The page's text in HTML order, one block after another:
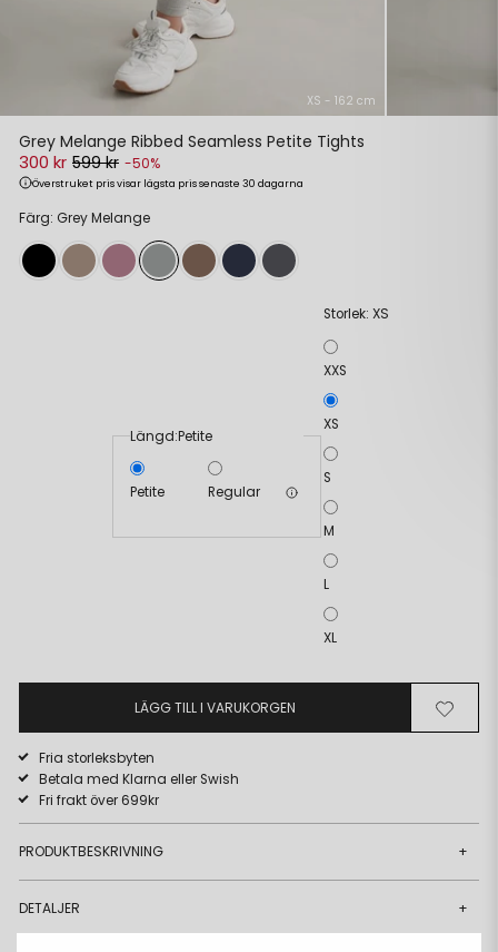
XS - 162 cm
Grey Melange Ribbed Seamless Petite Tights
300 kr 599 kr -50%
Överstruket pris visar lägsta pris senaste 30 dagarna
Färg: Grey Melange
Längd:Petite
Petite Regular
Storlek: XS
XXS
XS
S
M
L
XL
LÄGG TILL I VARUKORGEN
Lägg
till
Ta
bort
Fria storleksbyten
Betala med Klarna eller Swish
Fri frakt över 699kr
PRODUKTBESKRIVNING +
DETALJER +